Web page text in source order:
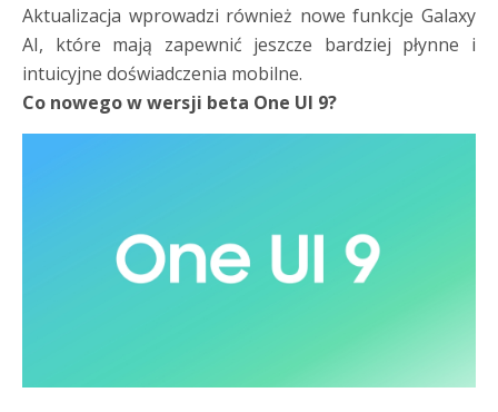
Aktualizacja wprowadzi również nowe funkcje Galaxy
AI, które mają zapewnić jeszcze bardziej płynne i
intuicyjne doświadczenia mobilne.
Co nowego w wersji beta One UI 9?